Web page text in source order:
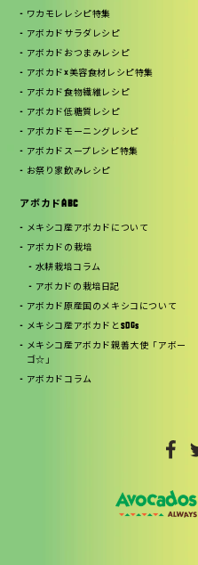
ワカモレレシピ特集
アボカドサラダレシピ
アボカドおつまみレシピ
アボカド×美容食材レシピ特集
アボカド食物繊維レシピ
アボカド低糖質レシピ
アボカドモーニングレシピ
アボカドスープレシピ特集
お祭り家飲みレシピ
アボカドABC
メキシコ産アボカドについて
アボカドの栽培
水耕栽培コラム
アボカドの栽培日記
アボカド原産国のメキシコについて
メキシコ産アボカドとSDGs
メキシコ産アボカド親善大使「アボー
ゴ☆」
アボカドコラム